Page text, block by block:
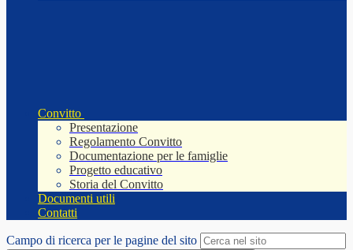
Convitto
Presentazione
Regolamento Convitto
Documentazione per le famiglie
Progetto educativo
Storia del Convitto
Documenti utili
Contatti
Campo di ricerca per le pagine del sito